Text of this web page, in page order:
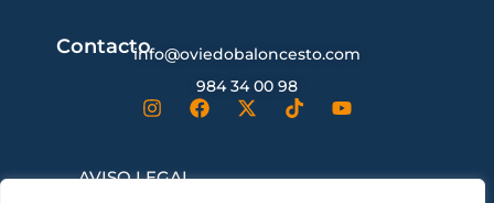
Contactoinfo@oviedobaloncesto.com
984 34 00 98
AVISO LEGAL